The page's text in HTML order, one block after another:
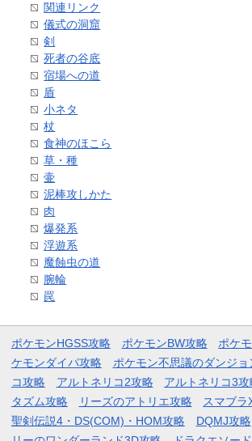
関連リンク
儀式の洞窟
剣
死者の谷底
宿場への道
盾
小ネタ
杖
食神のほこら
草・種
壷
泥棒攻しかた
肉
爆発系
浮遊系
魔蝕虫の道
腕輪
罠
ポケモンHGSS攻略 ポケモンBW攻略 ポケ
ケモンダイパ攻略
ポケモン不思議のダンジョ
コ攻略
アルトネリコ2攻略 アルトネリコ3攻
タズム攻略
リーズのアトリエ攻略 スマブラ
聖剣伝説4・DS(COM)・HOM攻略
DQMJ攻略